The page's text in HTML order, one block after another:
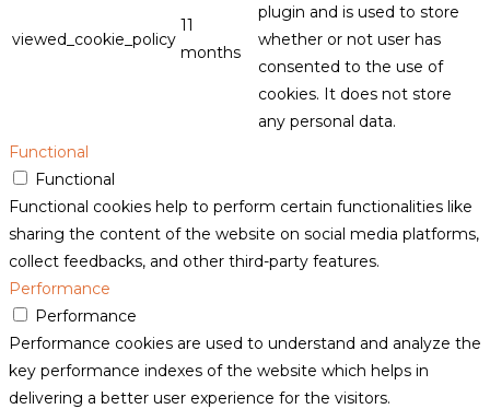
viewed_cookie_policy
11
months
plugin and is used to store
whether or not user has
consented to the use of
cookies. It does not store
any personal data.
Functional
Functional
Functional cookies help to perform certain functionalities like
sharing the content of the website on social media platforms,
collect feedbacks, and other third-party features.
Performance
Performance
Performance cookies are used to understand and analyze the
key performance indexes of the website which helps in
delivering a better user experience for the visitors.